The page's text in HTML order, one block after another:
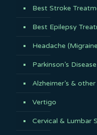
Best Stroke
Best Epilepsy
Headache
Parkinson’s
Alzheimer’s &
Vertigo
Cervical & Lumbar